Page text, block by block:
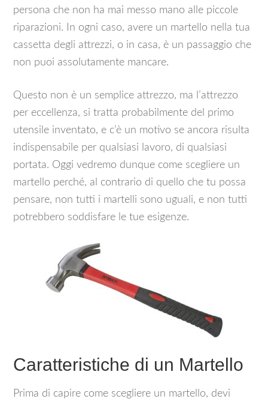
persona che non ha mai messo mano alle piccole
riparazioni. In ogni caso, avere un martello nella tua
cassetta degli attrezzi, o in casa, è un passaggio che
non puoi assolutamente mancare.
Questo non è un semplice attrezzo, ma l’attrezzo
per eccellenza, si tratta probabilmente del primo
utensile inventato, e c’è un motivo se ancora risulta
indispensabile per qualsiasi lavoro, di qualsiasi
portata. Oggi vedremo dunque come scegliere un
martello perché, al contrario di quello che tu possa
pensare, non tutti i martelli sono uguali, e non tutti
potrebbero soddisfare le tue esigenze.
Caratteristiche di un Martello
Prima di capire come scegliere un martello, devi